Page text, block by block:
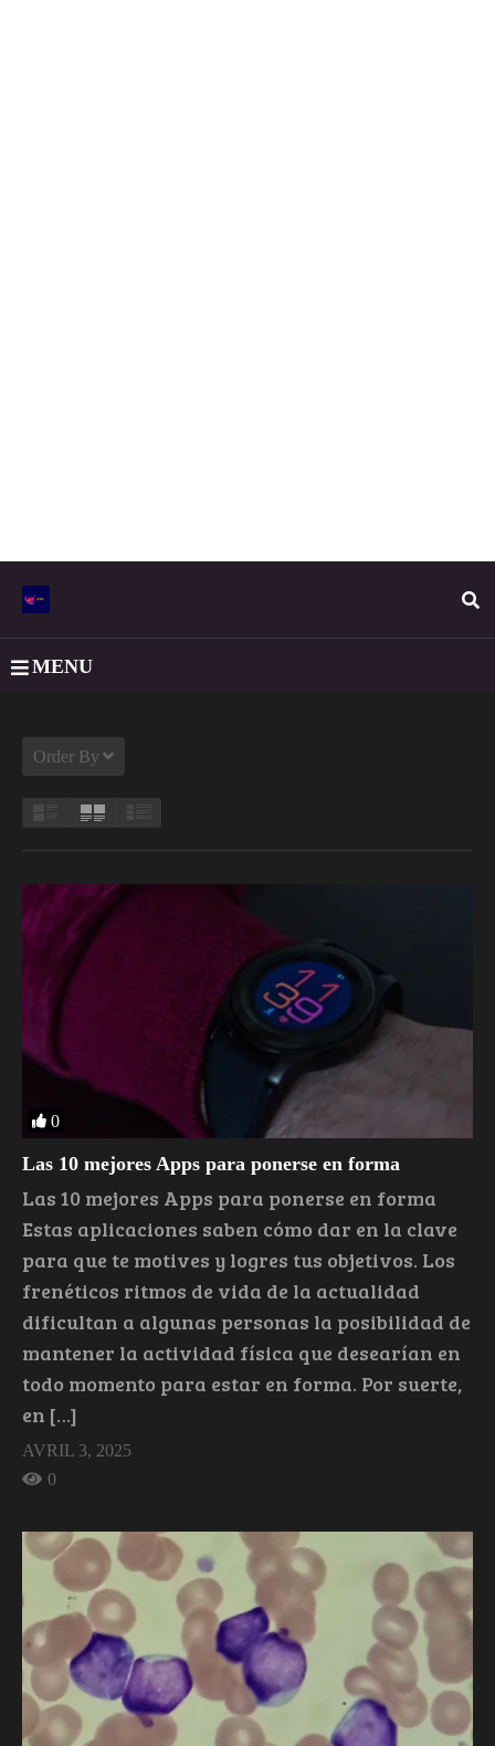
MENU
Order By
0
Las 10 mejores Apps para ponerse en forma
Las 10 mejores Apps para ponerse en forma
Estas aplicaciones saben cómo dar en la clave
para que te motives y logres tus objetivos. Los
frenéticos ritmos de vida de la actualidad
dificultan a algunas personas la posibilidad de
mantener la actividad física que desearían en
todo momento para estar en forma. Por suerte,
en […]
AVRIL 3, 2025
0